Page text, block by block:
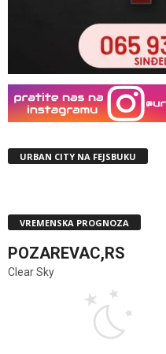
URBAN CITY NA FEJSBUKU
VREMENSKA PROGNOZA
POZAREVAC,RS
Clear Sky